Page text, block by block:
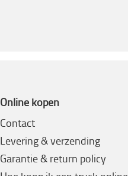
Online kopen
Contact
Levering & verzending
Garantie & return policy